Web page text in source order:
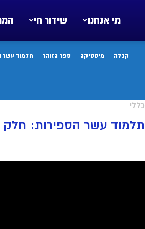
שידור חי מי אנחנו
קבלה מיסטיקה ספר הזוהר תלמוד עשר
כללי
תלמוד עשר הספירות: חלק